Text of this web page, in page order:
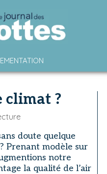
climat ?
doute quelque
Prenant modèle sur
notre
la qualité de l’air